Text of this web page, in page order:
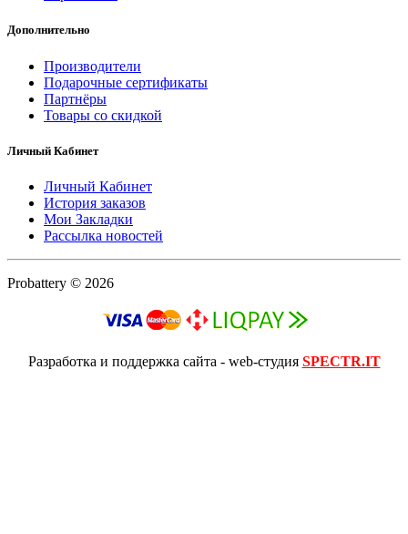
Дополнительно
Производители
Подарочные сертификаты
Партнёры
Товары со скидкой
Личный Кабинет
Личный Кабинет
История заказов
Мои Закладки
Рассылка новостей
Probattery © 2026
Разработка и поддержка сайта - web-студия SPECTR.IT